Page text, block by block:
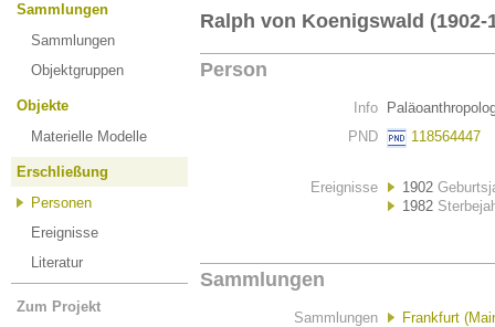
Sammlungen
Sammlungen
Objektgruppen
Objekte
Materielle Modelle
Erschließung
Personen
Ereignisse
Literatur
Zum Projekt
Ralph von Koenigswald (1902-
Person
Info
PND
118564447
Ereignisse 1902
1982
Sammlungen
Sammlungen
Frankfurt